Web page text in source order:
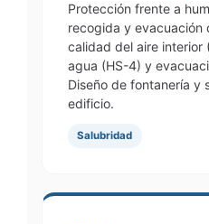
Protección frente a
recogida y evacuación
calidad del aire interior
agua (HS-4) y
Diseño de fontanería y
edificio.
Salubridad